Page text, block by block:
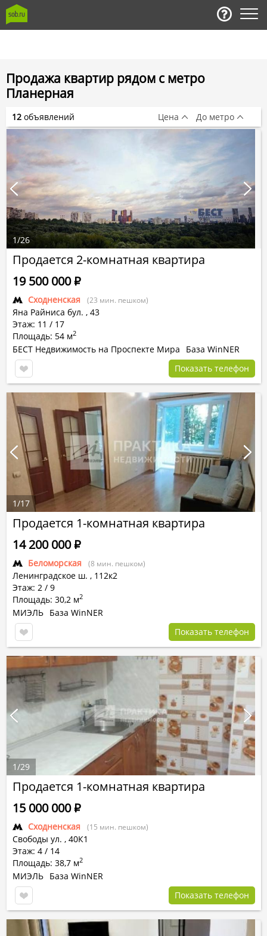
Продажа квартир рядом с метро
Планерная
Продается 2-комнатная квартира
Сходненская (23 мин. пешком)
Яна Райниса бул. , 43
Этаж: 11 / 17
Площадь: 54 м2
19 500 000Р
БЕСТ Недвижимость на Проспекте Мира
База WinNER
Показать телефон
1/26
Продается 1-комнатная квартира
Беломорская (8 мин. пешком)
Ленинградское ш. , 112к2
Этаж: 2 / 9
Площадь: 30,2 м2
14 200 000Р
МИЭЛЬ База WinNER
Показать телефон
1/17
Продается 1-комнатная квартира
Сходненская (15 мин. пешком)
Свободы ул. , 40К1
Этаж: 4 / 14
Площадь: 38,7 м2
15 000 000Р
МИЭЛЬ База WinNER
Показать телефон
1/29
12 объявлений Цена До метро